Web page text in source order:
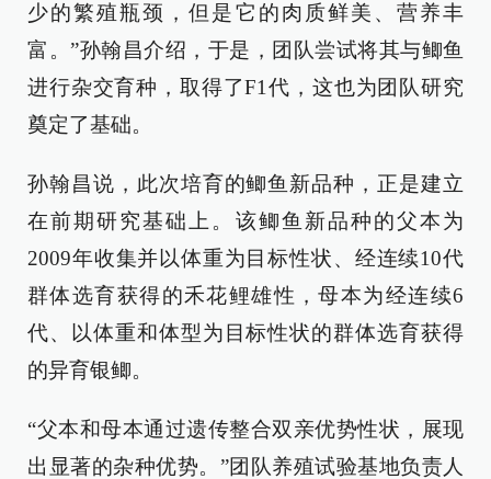
少的繁殖瓶颈，但是它的肉质鲜美、营养丰
富。”孙翰昌介绍，于是，团队尝试将其与鲫鱼
进行杂交育种，取得了F1代，这也为团队研究
奠定了基础。
孙翰昌说，此次培育的鲫鱼新品种，正是建立
在前期研究基础上。该鲫鱼新品种的父本为
2009年收集并以体重为目标性状、经连续10代
群体选育获得的禾花鲤雄性，母本为经连续6
代、以体重和体型为目标性状的群体选育获得
的异育银鲫。
“父本和母本通过遗传整合双亲优势性状，展现
出显著的杂种优势。”团队养殖试验基地负责人